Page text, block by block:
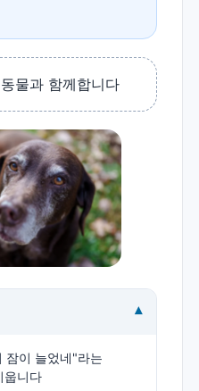
물과 함께합니다
▾
잠이 늘었네"라는
웁니다